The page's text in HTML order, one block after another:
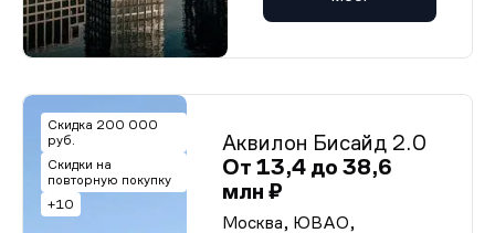
Скидка 200 000
руб.
Скидки на
повторную покупку
+10
Аквилон Бисайд 2.0
От 13,4 до 38,6
млн ₽
Москва, ЮВАО,